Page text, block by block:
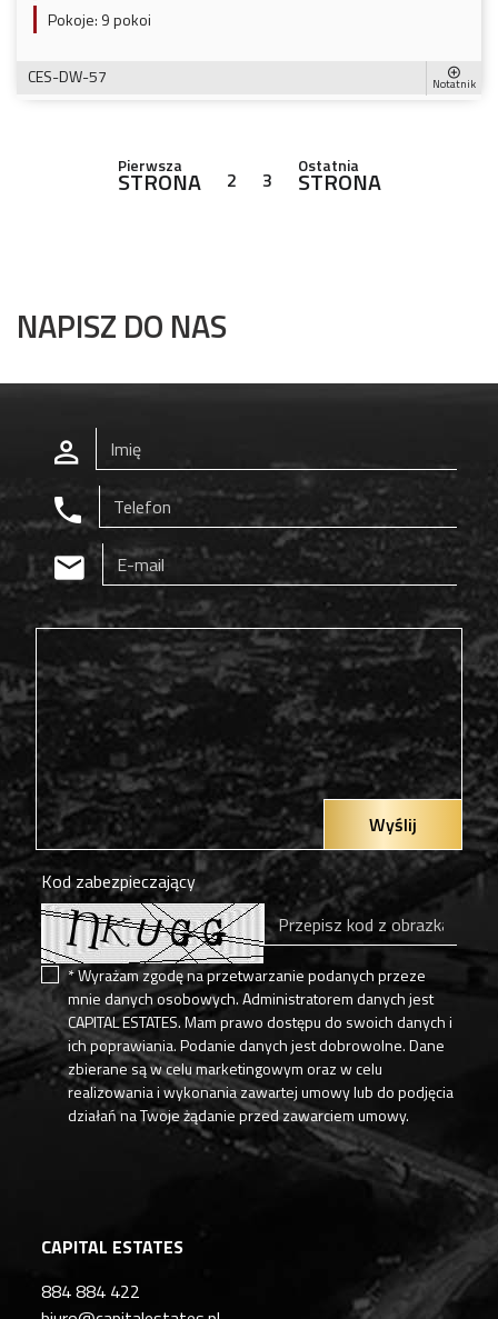
Pokoje: 9 pokoi
CES-DW-57 Notatnik
Pierwsza
STRONA 2 3
Ostatnia
STRONA
NAPISZ DO NAS
CAPITAL ESTATES
884 884 422
Wyślij
Kod zabezpieczający
* Wyrażam zgodę na przetwarzanie podanych przeze
mnie danych osobowych. Administratorem danych jest
CAPITAL ESTATES. Mam prawo dostępu do swoich danych i
ich poprawiania. Podanie danych jest dobrowolne. Dane
zbierane są w celu marketingowym oraz w celu
realizowania i wykonania zawartej umowy lub do podjęcia
działań na Twoje żądanie przed zawarciem umowy.